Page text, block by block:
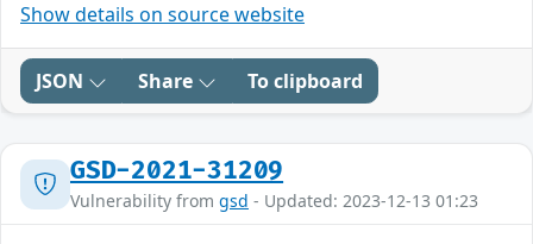
Show details on source website
JSON Share To clipboard
GSD-2021-31209
Vulnerability from gsd - Updated: 2023-12-13 01:23